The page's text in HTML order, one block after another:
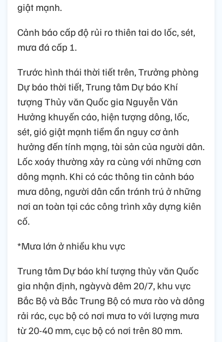
giật mạnh.
Cảnh báo cấp độ rủi ro thiên tai do lốc, sét,
mưa đá cấp 1.
Trước hình thái thời tiết trên, Trưởng phòng
Dự báo thời tiết, Trung tâm Dự báo Khí
tượng Thủy văn Quốc gia Nguyễn Văn
Hưởng khuyến cáo, hiện tượng dông, lốc,
sét, gió giật mạnh tiềm ẩn nguy cơ ảnh
hưởng đến tính mạng, tài sản của người dân.
Lốc xoáy thường xảy ra cùng với những cơn
dông mạnh. Khi có các thông tin cảnh báo
mưa dông, người dân cần tránh trú ở những
nơi an toàn tại các công trình xây dựng kiên
cố.
*Mưa lớn ở nhiều khu vực
Trung tâm Dự báo khí tượng thủy văn Quốc
gia nhận định, ngàyvà đêm 20/7, khu vực
Bắc Bộ và Bắc Trung Bộ có mưa rào và dông
rải rác, cục bộ có nơi mưa to với lượng mưa
từ 20-40 mm, cục bộ có nơi trên 80 mm.